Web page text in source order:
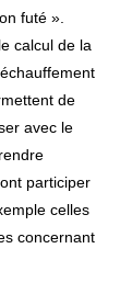
futé ».
calcul de la
de
avec le
participer
celles
concernant